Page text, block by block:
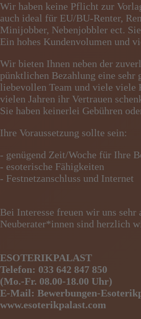
Wir haben keine Pflicht zur
auch ideal für EU/BU-Renter,
Minijobber, Nebenjobbler ect.
Ein hohes Kundenvolumen und
Wir bieten Ihnen neben der
pünktlichen Bezahlung eine sehr
liebevollen Team und viele viele
vielen Jahren ihr Vertrauen
Sie haben keinerlei Gebühren
Ihre Voraussetzung sollte sein:
- genügend Zeit/Woche für Ihre
- esoterische Fähigkeiten
- Festnetzanschluss und Internet
Bei Interesse freuen wir uns sehr
Neuberater*innen sind herzlich
ESOTERIKPALAST
Telefon: 033 642 847 850
(Mo.-Fr. 08.00-18.00 Uhr)
E-Mail: Bewerbungen-
www.esoterikpalast.com